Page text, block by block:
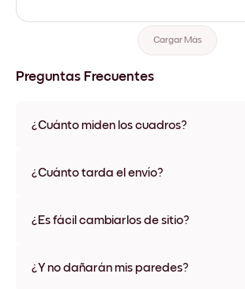
Cargar Más
Preguntas Frecuentes
¿Cuánto miden los cuadros?
varios materiales y colores de marco,
¿Cuánto tarda el envío?
disponibles en algunos países. Te
¿Es fácil cambiarlos de sitio?
ningún daño
¿Y no dañarán mis paredes?